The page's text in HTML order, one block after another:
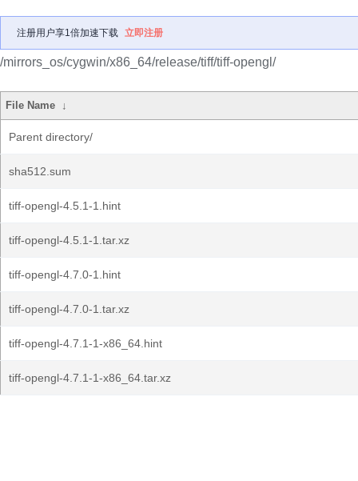
注册用户享1倍加速下载 立即注册
/mirrors_os/cygwin/x86_64/release/tiff/tiff-opengl/
File Name ↓
Parent directory/
sha512.sum
tiff-opengl-4.5.1-1.hint
tiff-opengl-4.5.1-1.tar.xz
tiff-opengl-4.7.0-1.hint
tiff-opengl-4.7.0-1.tar.xz
tiff-opengl-4.7.1-1-x86_64.hint
tiff-opengl-4.7.1-1-x86_64.tar.xz